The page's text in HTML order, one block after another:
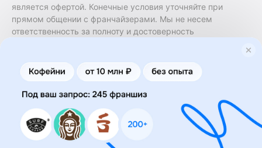
является офертой. Конечные условия уточняйте при
прямом общении с франчайзерами. Мы не несем
ответственность за полноту и достоверность
финансовые услуги. Заключение договоров
коммерческой концессии (франчайзинга) осуществляется
правообладателями/их представителями. Бизнесменс.ру
не является посредником или представителем
правообладателя и не несет ответственность за условия
предоставления франшизы и действия лиц,
осуществленные на основании информации, имеющейся